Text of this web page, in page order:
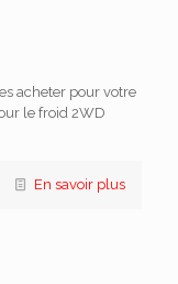
acheter pour votre
le froid 2WD
En savoir plus